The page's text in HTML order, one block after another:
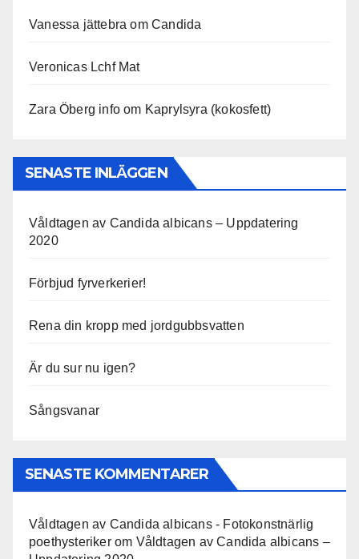
Vanessa jättebra om Candida
Veronicas Lchf Mat
Zara Öberg info om Kaprylsyra (kokosfett)
SENASTE INLÄGGEN
Våldtagen av Candida albicans – Uppdatering
2020
Förbjud fyrverkerier!
Rena din kropp med jordgubbsvatten
Är du sur nu igen?
Sångsvanar
SENASTE KOMMENTARER
Våldtagen av Candida albicans - Fotokonstnärlig
poethysterikerom Våldtagen av Candida albicans –